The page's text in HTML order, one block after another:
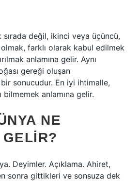
değil, ikinci veya üçüncü,
farklı olarak kabul edilmek
anlamına gelir. Aynı
gereği oluşan
bir sonucudur. En iyi ihtimalle,
bilmemek anlamına gelir.
NE
Deyimler. Açıklama. Ahiret,
sonra gittikleri ve sonsuza dek